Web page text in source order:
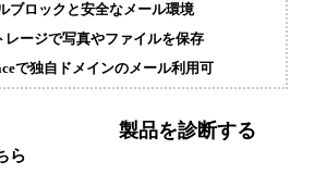
ブロックと安全なメール環境
レージで写真やファイルを保存
で独自ドメインのメール利用可
ら
製品を診断する